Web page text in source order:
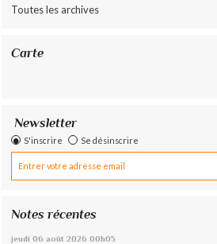
Toutes les archives
Carte
Newsletter
S'inscrire Se désinscrire
Notes récentes
jeudi 06 août 2026 00h05